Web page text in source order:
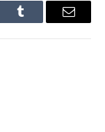
Tumblr Email